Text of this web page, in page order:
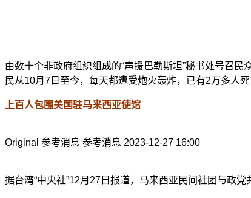
由数十个非政府组织组成的“声援巴勒斯坦”秘书处号召
民从10月7日至今，每天都遭受炮火轰炸，已有2万多人
上百人包围美国驻马来西亚使馆
Original 参考消息 参考消息 2023-12-27 16:00
据台湾“中央社”12月27日报道，马来西亚民间社团与政